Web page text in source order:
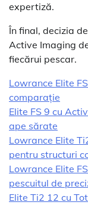
expertiză.
În final, decizia
Active Imaging
fiecărui pescar.
Lowrance Elite
comparație
Elite FS 9 cu
ape sărate
Lowrance Elite
pentru structuri
Lowrance Elite
pescuitul de
Elite Ti2 12 cu